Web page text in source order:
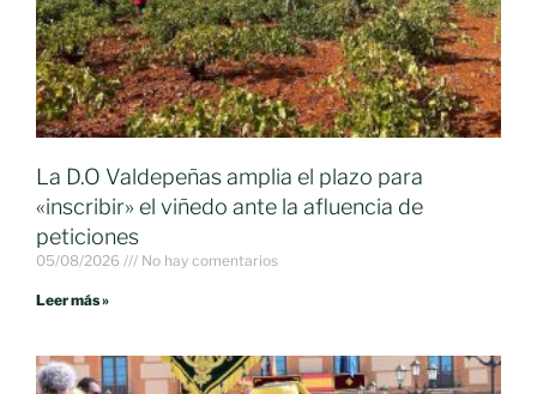
La D.O Valdepeñas amplia el plazo para
«inscribir» el viñedo ante la afluencia de
peticiones
05/08/2026 No hay comentarios
Leer más »